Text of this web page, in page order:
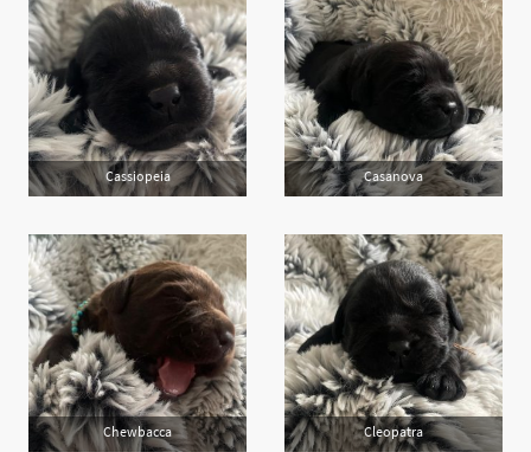
Cassiopeia Casanova
Chewbacca Cleopatra